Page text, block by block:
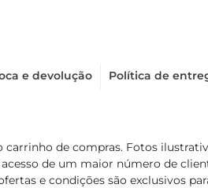
e devolução Política de
de compras. Fotos
de um maior número de
e condições são exclusivos